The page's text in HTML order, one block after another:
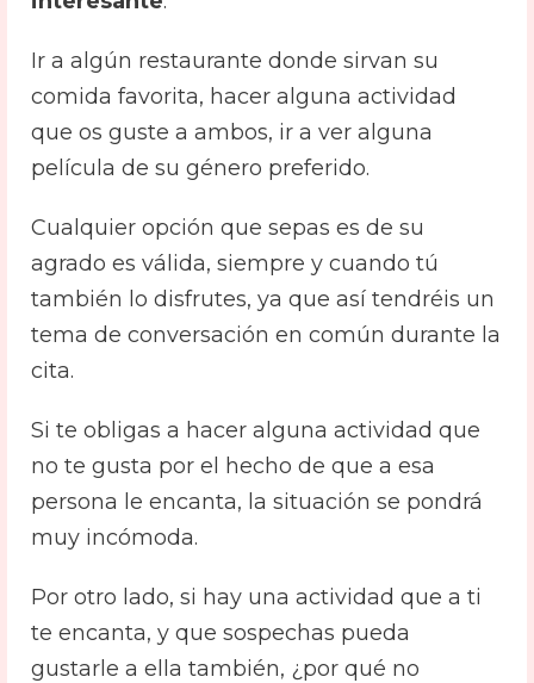
Ir a algún restaurante donde sirvan su
comida favorita, hacer alguna actividad
que os guste a ambos, ir a ver alguna
película de su género preferido.
Cualquier opción que sepas es de su
agrado es válida, siempre y cuando tú
también lo disfrutes, ya que así tendréis un
tema de conversación en común durante la
cita.
Si te obligas a hacer alguna actividad que
no te gusta por el hecho de que a esa
persona le encanta, la situación se pondrá
muy incómoda.
Por otro lado, si hay una actividad que a ti
te encanta, y que sospechas pueda
gustarle a ella también, ¿por qué no